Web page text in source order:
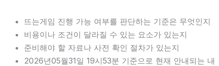
뜨는게임 진행 가능 여부를 판단하는 기준은 무엇인지
비용이나 조건이 달라질 수 있는 요소가 있는지
준비해야 할 자료나 사전 확인 절차가 있는지
2026년05월31일 19시53분 기준으로 현재 안내되는 내